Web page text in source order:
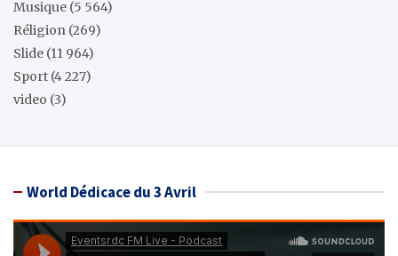
Musique (5 564)
Réligion (269)
Slide (11 964)
Sport (4 227)
video (3)
World Dédicace du 3 Avril